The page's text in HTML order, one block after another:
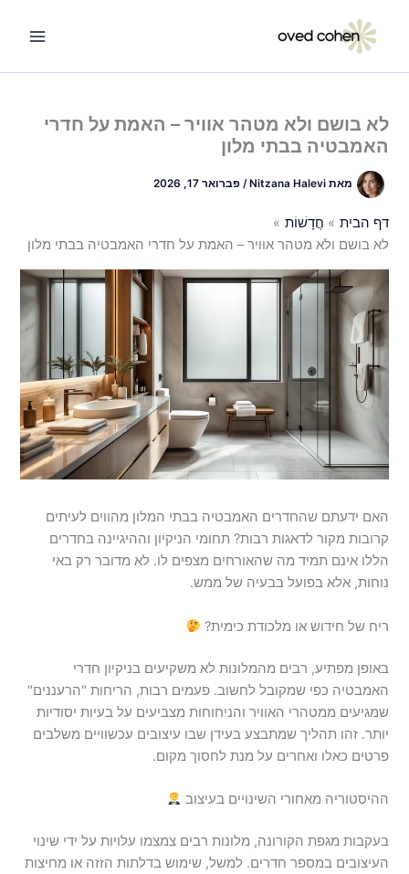
לא בושם ולא מטהר אוויר – האמת על חדרי
האמבטיה בבתי מלון
מאתNitzana Halevi
/פברואר 17, 2026
דף הבית
חֲדָשׁוֹת
לא בושם ולא מטהר אוויר – האמת על חדרי האמבטיה בבתי מלון
האם ידעתם שהחדרים האמבטיה בבתי המלון מהווים לעיתים
קרובות מקור לדאגות רבות? תחומי הניקיון וההיגיינה בחדרים
הללו אינם תמיד מה שהאורחים מצפים לו. לא מדובר רק באי
נוחות, אלא בפועל בבעיה של ממש.
ריח של חידוש או מלכודת כימית?
באופן מפתיע, רבים מהמלונות לא משקיעים בניקיון חדרי
האמבטיה כפי שמקובל לחשוב. פעמים רבות, הריחות "הרעננים"
שמגיעים ממטהרי האוויר והניחוחות מצביעים על בעיות יסודיות
יותר. זהו תהליך שמתבצע בעידן שבו עיצובים עכשוויים משלבים
פרטים כאלו ואחרים על מנת לחסוך מקום.
ההיסטוריה מאחורי השינויים בעיצוב
בעקבות מגפת הקורונה, מלונות רבים צמצמו עלויות על ידי שינוי
העיצובים במספר חדרים. למשל, שימוש בדלתות הזזה או מחיצות